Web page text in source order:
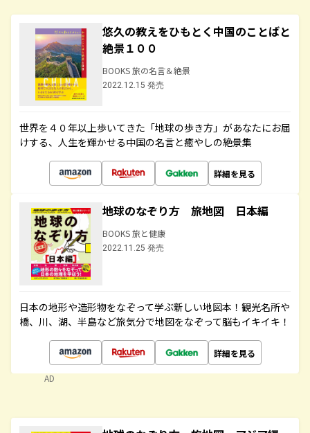
悠久の教えをひもとく中国のことばと
絶景１００
BOOKS 旅の名言＆絶景
2022.12.15 発売
世界を４０年以上歩いてきた「地球の歩き方」があなたにお届
けする、人生を輝かせる中国の名言と癒やしの絶景集
詳細を見る
地球のなぞり方 旅地図 日本編
BOOKS 旅と健康
2022.11.25 発売
日本の地形や造形物をなぞって学ぶ新しい地図本！観光名所や
橋、川、湖、半島など旅気分で地図をなぞって脳もイキイキ！
詳細を見る
AD